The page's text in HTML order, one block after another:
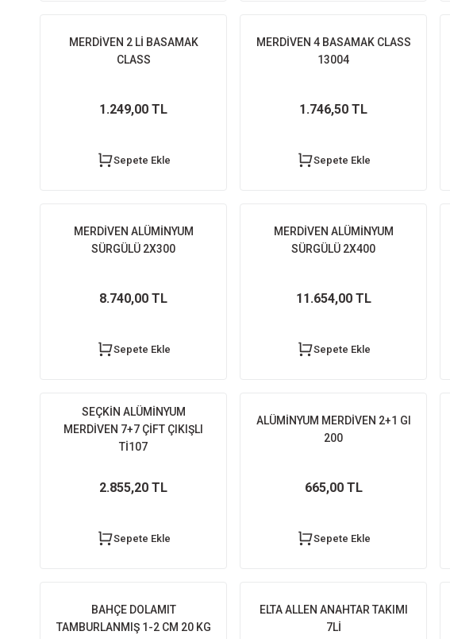
MERDİVEN 2 Lİ BASAMAK
CLASS
1.249,00 TL
Sepete Ekle
MERDİVEN 4 BASAMAK CLASS
13004
1.746,50 TL
Sepete Ekle
MERDİVEN ALÜMİNYUM
SÜRGÜLÜ 2X300
8.740,00 TL
Sepete Ekle
MERDİVEN ALÜMİNYUM
SÜRGÜLÜ 2X400
11.654,00 TL
Sepete Ekle
SEÇKİN ALÜMİNYUM
MERDİVEN 7+7 ÇİFT ÇIKIŞLI
Tİ107
2.855,20 TL
Sepete Ekle
ALÜMİNYUM MERDİVEN 2+1 GI
200
665,00 TL
Sepete Ekle
BAHÇE DOLAMIT
TAMBURLANMIŞ 1-2 CM 20 KG
ELTA ALLEN ANAHTAR TAKIMI
7Lİ